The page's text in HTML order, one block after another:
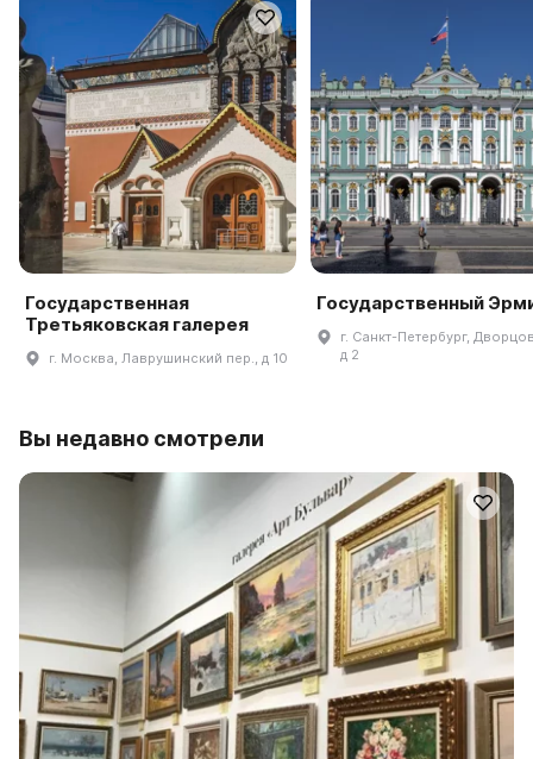
Государственная
Третьяковская галерея
г. Москва, Лаврушинский пер., д 10
Государственный
г. Санкт-Петербург,
д 2
Вы недавно смотрели